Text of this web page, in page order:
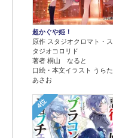
超かぐや姫！
原作 スタジオクロマト・ス
タジオコロリド
著者 桐山 なると
口絵・本文イラスト うらた
あさお
4位